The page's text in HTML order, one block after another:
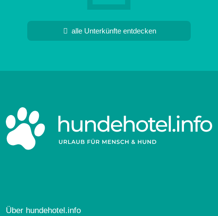
alle Unterkünfte entdecken
Über hundehotel.info